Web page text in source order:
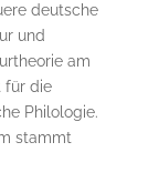
deutsche
und
am
für die
Philologie.
stammt